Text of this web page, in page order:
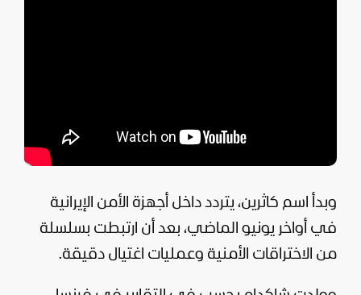
وبدأ اسم كاثرين، يتردد داخل أجهزة الأمن الإيرانية
في أواخر يونيو الماضي، بعد أن ارتبطت بسلسلة
من الاختراقات الأمنية وعمليات اغتيال دقيقة.